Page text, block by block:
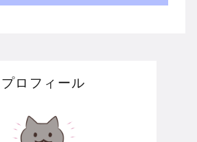
プロフィール